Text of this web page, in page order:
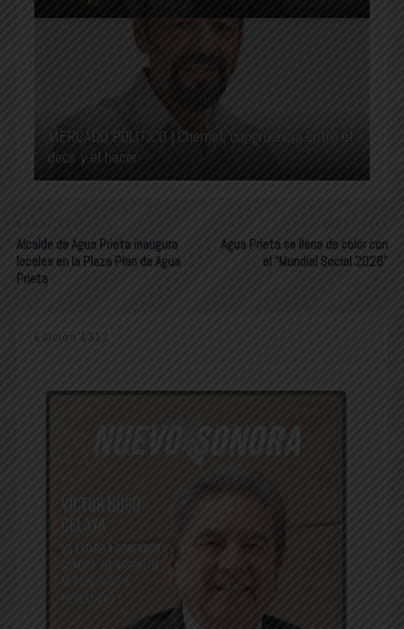
MERCADO POLÍTICO | Chemel, congruencia entre el
decir y el hacer
Newer Post
Alcalde de Agua Prieta inaugura
locales en la Plaza Plan de Agua
Prieta
Agua Prieta se llena de color con
el “Mundial Social 2026”
Edición 1312